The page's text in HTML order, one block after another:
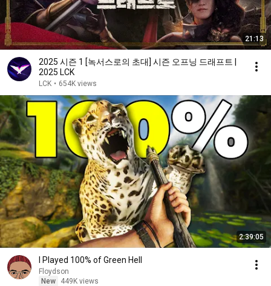
21:13
2025 시즌 1 [녹서스로의 초대] 시즌 오프닝 드래프트 |
2025 LCK
LCK • 654K views
2:39:05
I Played 100% of Green Hell
Floydson
New
449K views